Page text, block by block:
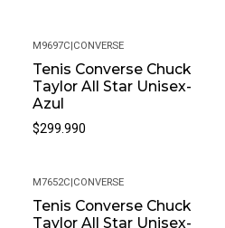
M9697C CONVERSE
Tenis Converse Chuck
Taylor All Star Unisex-
Azul
$299.990
M7652C CONVERSE
Tenis Converse Chuck
Taylor All Star Unisex-